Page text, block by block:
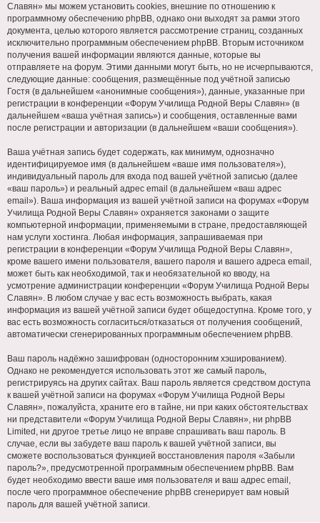
Славян» мы можем установить cookies, внешние по отношению к
программному обеспечению phpBB, однако они выходят за рамки этого
документа, целью которого является рассмотрение страниц, созданных
исключительно программным обеспечением phpBB. Вторым источником
получения вашей информации являются данные, которые вы
отправляете на форум. Этими данными могут быть, но не исчерпываются,
следующие данные: сообщения, размещённые под учётной записью
Гостя (в дальнейшем «анонимные сообщения»), данные, указанные при
регистрации в конференции «Форум Училища Родной Веры Славян» (в
дальнейшем «ваша учётная запись») и сообщения, оставленные вами
после регистрации и авторизации (в дальнейшем «ваши сообщения»).
Ваша учётная запись будет содержать, как минимум, однозначно
идентифицируемое имя (в дальнейшем «ваше имя пользователя»),
индивидуальный пароль для входа под вашей учётной записью (далее
«ваш пароль») и реальный адрес email (в дальнейшем «ваш адрес
email»). Ваша информация из вашей учётной записи на форумах «Форум
Училища Родной Веры Славян» охраняется законами о защите
компьютерной информации, применяемыми в стране, предоставляющей
нам услуги хостинга. Любая информация, запрашиваемая при
регистрации в конференции «Форум Училища Родной Веры Славян»,
кроме вашего имени пользователя, вашего пароля и вашего адреса email,
может быть как необходимой, так и необязательной ко вводу, на
усмотрение администрации конференции «Форум Училища Родной Веры
Славян». В любом случае у вас есть возможность выбрать, какая
информация из вашей учётной записи будет общедоступна. Кроме того, у
вас есть возможность согласиться/отказаться от получения сообщений,
автоматически сгенерированных программным обеспечением phpBB.
Ваш пароль надёжно зашифрован (односторонним хэшированием).
Однако не рекомендуется использовать этот же самый пароль,
регистрируясь на других сайтах. Ваш пароль является средством доступа
к вашей учётной записи на форумах «Форум Училища Родной Веры
Славян», пожалуйста, храните его в тайне, ни при каких обстоятельствах
ни представители «Форум Училища Родной Веры Славян», ни phpBB
Limited, ни другое третье лицо не вправе спрашивать ваш пароль. В
случае, если вы забудете ваш пароль к вашей учётной записи, вы
сможете воспользоваться функцией восстановления пароля «Забыли
пароль?», предусмотренной программным обеспечением phpBB. Вам
будет необходимо ввести ваше имя пользователя и ваш адрес email,
после чего программное обеспечение phpBB сгенерирует вам новый
пароль для вашей учётной записи.